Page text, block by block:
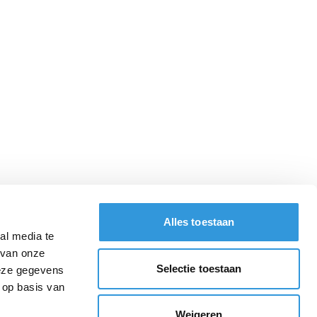
media te
onze
gegevens
basis van
Alles toestaan
Selectie toestaan
Weigeren